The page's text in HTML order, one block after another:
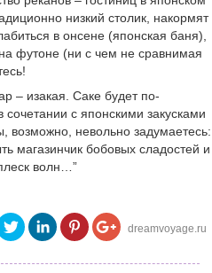
низкий столик, накормят
в онсене (японская баня),
футоне (ни с чем не сравнимая
– изакая. Саке будет по-
с японскими закусками
возможно, невольно задумаетесь:
магазинчик бобовых сладостей и
волн…”
dreamvoyage.ru